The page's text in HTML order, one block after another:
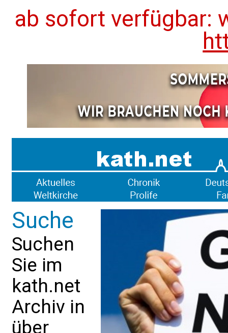
ab sofort verfügbar:
Suche
Suchen
Sie im
kath.net
Archiv in
über